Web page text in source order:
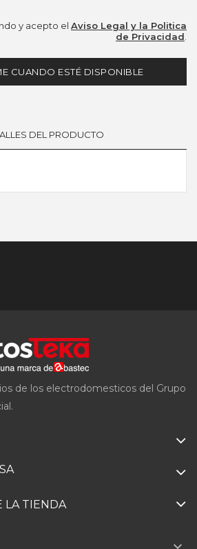
y acepto el Aviso Legal y la Politica
de Privacidad
CUANDO ESTÉ DISPONIBLE
DEL PRODUCTO
de los electrodomesticos del Grupo
LA TIENDA